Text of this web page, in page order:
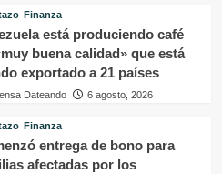
Finanza
está produciendo café
buena calidad» que está
exportado a 21 países
Dateando 6 agosto, 2026
Finanza
entrega de bono para
afectadas por los